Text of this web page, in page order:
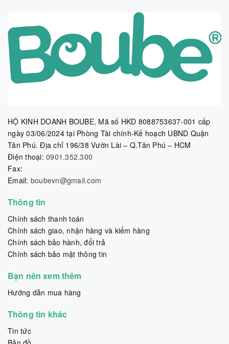
HỘ KINH DOANH BOUBE, Mã số HKD 8088753637-001 cấp
ngày 03/06/2024 tại Phòng Tài chính-Kế hoạch UBND Quận
Tân Phú. Địa chỉ 196/38 Vườn Lài – Q.Tân Phú – HCM
Điện thoại: 0901.352.300
Fax:
Email: boubevn@gmail.com
Thông tin
Chính sách thanh toán
Chính sách giao, nhận hàng và kiểm hàng
Chính sách bảo hành, đổi trả
Chính sách bảo mật thông tin
Bạn nên xem thêm
Hướng dẫn mua hàng
Thông tin khác
Tin tức